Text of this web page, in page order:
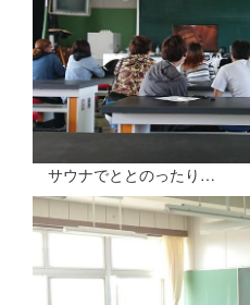
サウナでととのったり…